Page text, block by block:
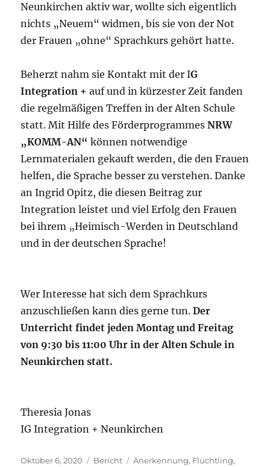
Neunkirchen aktiv war, wollte sich eigentlich
nichts „Neuem“ widmen, bis sie von der Not
der Frauen „ohne“ Sprachkurs gehört hatte.
Beherzt nahm sie Kontakt mit der IG
Integration + auf und in kürzester Zeit fanden
die regelmäßigen Treffen in der Alten Schule
statt. Mit Hilfe des FörderprogrammesNRW
„KOMM-AN“ können notwendige
Lernmaterialen gekauft werden, die den Frauen
helfen, die Sprache besser zu verstehen. Danke
an Ingrid Opitz, die diesen Beitrag zur
Integration leistet und viel Erfolg den Frauen
bei ihrem „Heimisch-Werden in Deutschland
und in der deutschen Sprache!
Wer Interesse hat sich dem Sprachkurs
anzuschließen kann dies gerne tun.Der
Unterricht findet jeden Montag und Freitag
von 9:30 bis 11:00 Uhr in der Alten Schule in
Neunkirchen statt.
Theresia Jonas
IG Integration + Neunkirchen
Veröffentlicht
Oktober 6, 2020 Kategorien
Bericht Schlagwörter
Anerkennung, Flüchtling,